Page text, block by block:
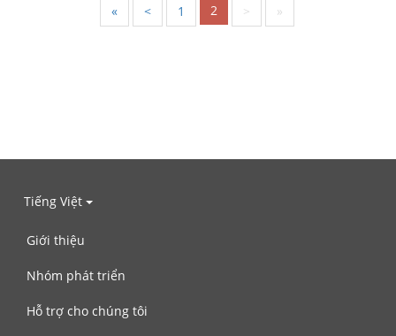
« < 1 2 > »
Tiếng Việt
Giới thiệu
Nhóm phát triển
Hỗ trợ cho chúng tôi